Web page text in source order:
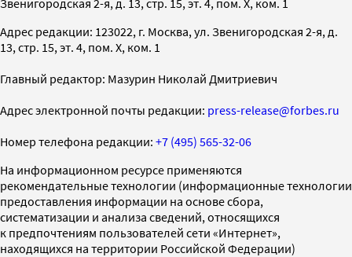
Адрес редакции: 123022, г. Москва, ул. Звенигородская 2-я, д.
13, стр. 15, эт. 4, пом. X, ком. 1
Главный редактор: Мазурин Николай Дмитриевич
Адрес электронной почты редакции: press-release@forbes.ru
Номер телефона редакции: +7 (495) 565-32-06
На информационном ресурсе применяются
рекомендательные технологии (информационные технологии
предоставления информации на основе сбора,
систематизации и анализа сведений, относящихся
к предпочтениям пользователей сети «Интернет»,
находящихся на территории Российской Федерации)